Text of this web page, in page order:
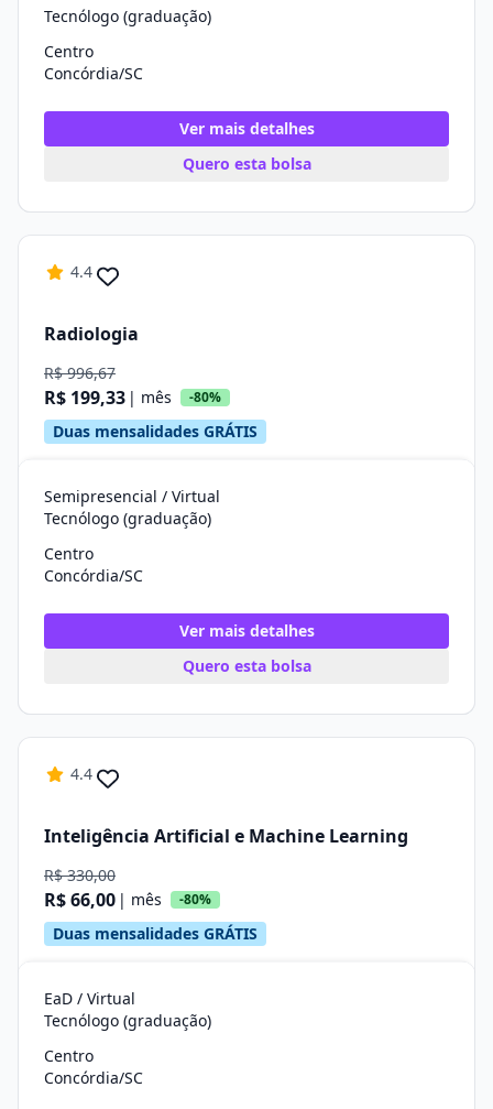
Tecnólogo (graduação)
Centro
Concórdia/SC
Ver mais detalhes
Quero esta bolsa
4.4
Radiologia
R$ 996,67
R$ 199,33 | mês -80%
Duas mensalidades GRÁTIS
Semipresencial / Virtual
Tecnólogo (graduação)
Centro
Concórdia/SC
Ver mais detalhes
Quero esta bolsa
4.4
Inteligência Artificial e Machine Learning
R$ 330,00
R$ 66,00 | mês -80%
Duas mensalidades GRÁTIS
EaD / Virtual
Tecnólogo (graduação)
Centro
Concórdia/SC